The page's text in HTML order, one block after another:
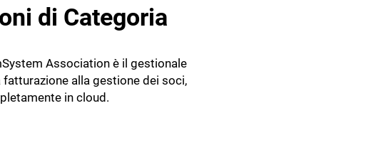
di Categoria
Association è il gestionale
fatturazione alla gestione dei soci,
in cloud.